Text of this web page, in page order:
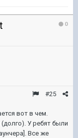
0
#25
вот в чем.
У ребят были
Все же